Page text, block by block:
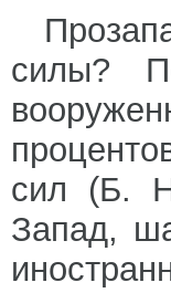
силы?
сил (Б.
Запад,